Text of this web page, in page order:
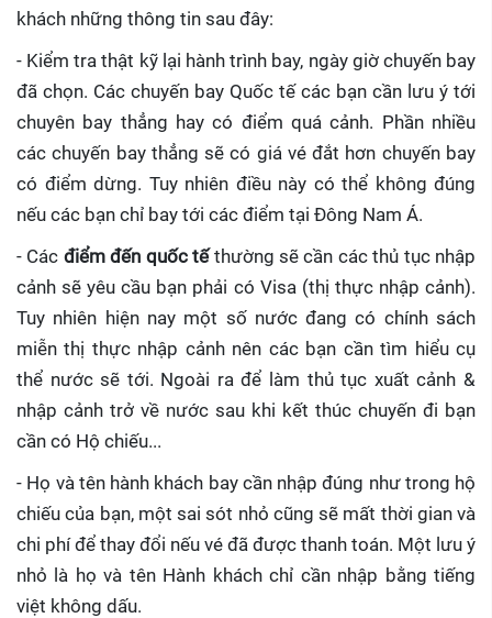
khách những thông tin sau đây:
- Kiểm tra thật kỹ lại hành trình bay, ngày giờ chuyến bay
đã chọn. Các chuyến bay Quốc tế các bạn cần lưu ý tới
chuyên bay thẳng hay có điểm quá cảnh. Phần nhiều
các chuyến bay thẳng sẽ có giá vé đắt hơn chuyến bay
có điểm dừng. Tuy nhiên điều này có thể không đúng
nếu các bạn chỉ bay tới các điểm tại Đông Nam Á.
- Các điểm đến quốc tếthường sẽ cần các thủ tục nhập
cảnh sẽ yêu cầu bạn phải có Visa (thị thực nhập cảnh).
Tuy nhiên hiện nay một số nước đang có chính sách
miễn thị thực nhập cảnh nên các bạn cần tìm hiểu cụ
thể nước sẽ tới. Ngoài ra để làm thủ tục xuất cảnh &
nhập cảnh trở về nước sau khi kết thúc chuyến đi bạn
cần có Hộ chiếu...
- Họ và tên hành khách bay cần nhập đúng như trong hộ
chiếu của bạn, một sai sót nhỏ cũng sẽ mất thời gian và
chi phí để thay đổi nếu vé đã được thanh toán. Một lưu ý
nhỏ là họ và tên Hành khách chỉ cần nhập bằng tiếng
việt không dấu.